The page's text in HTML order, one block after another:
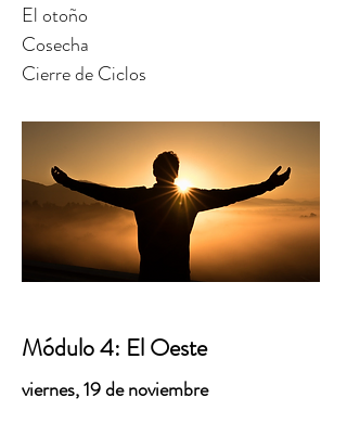
El otoño
Cosecha
Cierre de Ciclos
Módulo 4: El Oeste
viernes, 19 de noviembre